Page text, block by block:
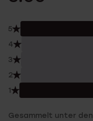
5
4
3
2
1
Gesammelt unter den